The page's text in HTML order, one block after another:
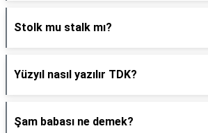
Stolk mu stalk mı?
Yüzyıl nasıl yazılır TDK?
Şam babası ne demek?